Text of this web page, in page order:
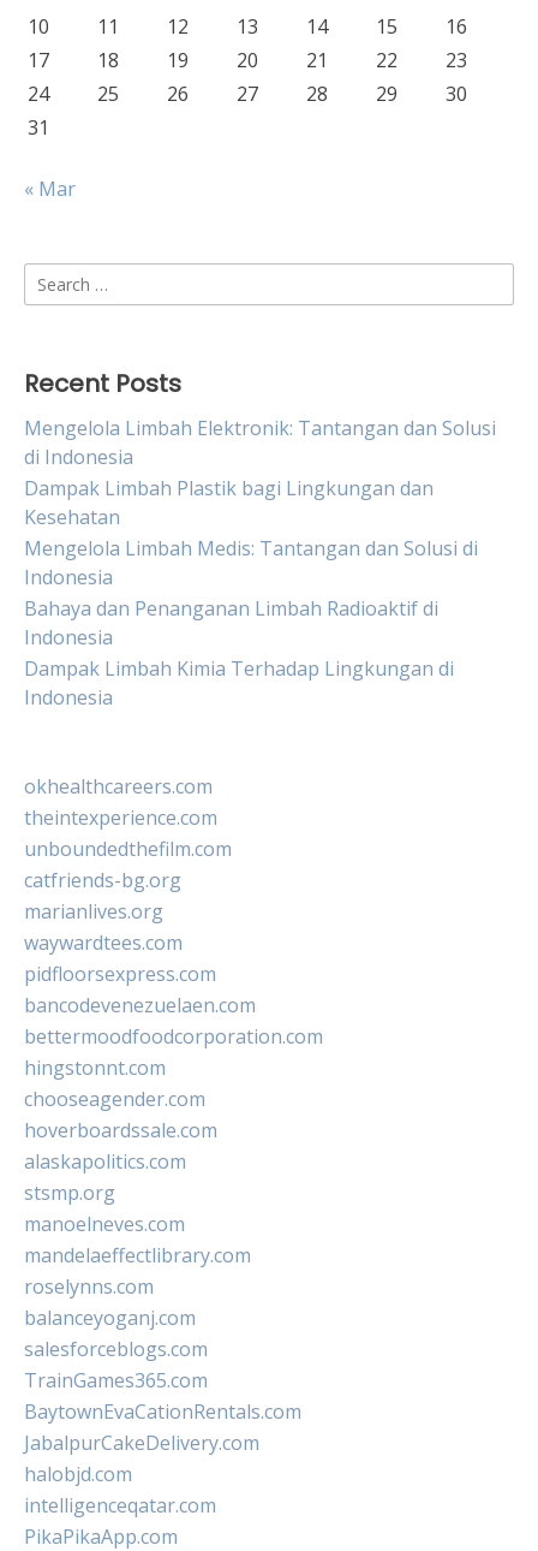
10
11 12 13 14 15
16
17
18 19 20 21 22
23
24
25 26 27 28 29
30
31
« Mar
Search
for:
Recent Posts
Mengelola Limbah Elektronik: Tantangan dan Solusi
di Indonesia
Dampak Limbah Plastik bagi Lingkungan dan
Kesehatan
Mengelola Limbah Medis: Tantangan dan Solusi di
Indonesia
Bahaya dan Penanganan Limbah Radioaktif di
Indonesia
Dampak Limbah Kimia Terhadap Lingkungan di
Indonesia
okhealthcareers.com
theintexperience.com
unboundedthefilm.com
catfriends-bg.org
marianlives.org
waywardtees.com
pidfloorsexpress.com
bancodevenezuelaen.com
bettermoodfoodcorporation.com
hingstonnt.com
chooseagender.com
hoverboardssale.com
alaskapolitics.com
stsmp.org
manoelneves.com
mandelaeffectlibrary.com
roselynns.com
balanceyoganj.com
salesforceblogs.com
TrainGames365.com
BaytownEvaCationRentals.com
JabalpurCakeDelivery.com
halobjd.com
intelligenceqatar.com
PikaPikaApp.com